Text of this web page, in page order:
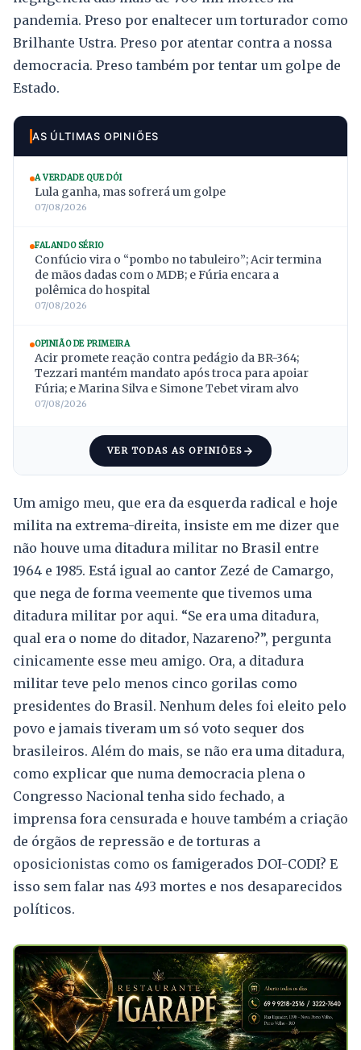
pandemia. Preso por enaltecer um torturador como
Brilhante Ustra. Preso por atentar contra a nossa
democracia. Preso também por tentar um golpe de
Estado.
AS ÚLTIMAS OPINIÕES
A VERDADE QUE DÓI
Lula ganha, mas sofrerá um golpe
07/08/2026
FALANDO SÉRIO
Confúcio vira o “pombo no tabuleiro”; Acir termina
de mãos dadas com o MDB; e Fúria encara a
polêmica do hospital
07/08/2026
OPINIÃO DE PRIMEIRA
Acir promete reação contra pedágio da BR-364;
Tezzari mantém mandato após troca para apoiar
Fúria; e Marina Silva e Simone Tebet viram alvo
07/08/2026
VER TODAS AS OPINIÕES
Um amigo meu, que era da esquerda radical e hoje
milita na extrema-direita, insiste em me dizer que
não houve uma ditadura militar no Brasil entre
1964 e 1985. Está igual ao cantor Zezé de Camargo,
que nega de forma veemente que tivemos uma
ditadura militar por aqui. “Se era uma ditadura,
qual era o nome do ditador, Nazareno?”, pergunta
cinicamente esse meu amigo. Ora, a ditadura
militar teve pelo menos cinco gorilas como
presidentes do Brasil. Nenhum deles foi eleito pelo
povo e jamais tiveram um só voto sequer dos
brasileiros. Além do mais, se não era uma ditadura,
como explicar que numa democracia plena o
Congresso Nacional tenha sido fechado, a
imprensa fora censurada e houve também a criação
de órgãos de repressão e de torturas a
oposicionistas como os famigerados DOI-CODI? E
isso sem falar nas 493 mortes e nos desaparecidos
políticos.